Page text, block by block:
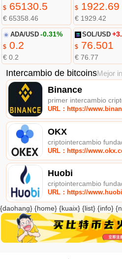
$65130.5
€ 65358.46
$ 1922.69
€ 1929.42
ADA/USD -0.31%
$0.2
€ 0.2
SOL/USD
$ 76.501
€ 76.77
Intercambio de bitcoinsMejor
Binance
primer intercambio
URL：https://
OKX
criptointercambio
URL：https://
Huobi
criptointercambio
URL：https://
{daohang} {home} {kuaix} {list} {info}